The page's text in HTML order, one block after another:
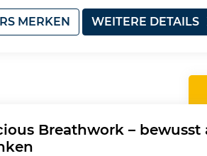
MERKEN WEITERE DETAILS
Breathwork – bewusst